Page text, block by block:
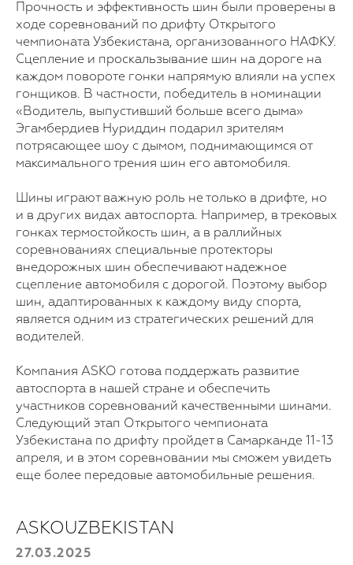
Прочность и эффективность шин были проверены в
ходе соревнований по дрифту Открытого
чемпионата Узбекистана, организованного НАФКУ.
Сцепление и проскальзывание шин на дороге на
каждом повороте гонки напрямую влияли на успех
гонщиков. В частности, победитель в номинации
«Водитель, выпустивший больше всего дыма»
Эгамбердиев Нуриддин подарил зрителям
потрясающее шоу с дымом, поднимающимся от
максимального трения шин его автомобиля.
Шины играют важную роль не только в дрифте, но
и в других видах автоспорта. Например, в трековых
гонках термостойкость шин, а в раллийных
соревнованиях специальные протекторы
внедорожных шин обеспечивают надежное
сцепление автомобиля с дорогой. Поэтому выбор
шин, адаптированных к каждому виду спорта,
является одним из стратегических решений для
водителей.
Компания ASKO готова поддержать развитие
автоспорта в нашей стране и обеспечить
участников соревнований качественными шинами.
Следующий этап Открытого чемпионата
Узбекистана по дрифту пройдет в Самарканде 11-13
апреля, и в этом соревновании мы сможем увидеть
еще более передовые автомобильные решения.
ASKOUZBEKISTAN
27.03.2025
Оставьте свои данные, и мы с вами
Для покупки!
Ваш номер телефона
+998